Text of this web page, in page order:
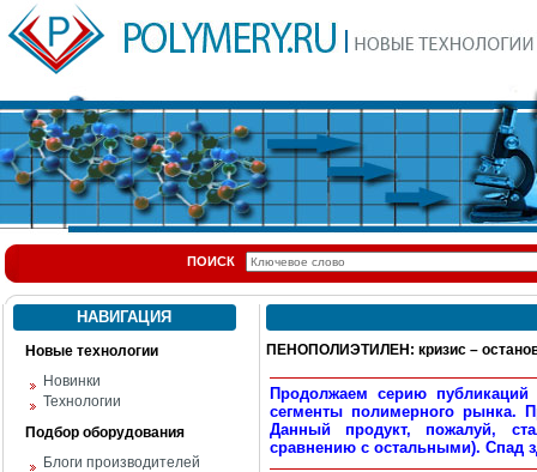
ПОИСК
НАВИГАЦИЯ
Новые технологии
Новинки
Технологии
Подбор оборудования
Блоги производителей
ПЕНОПОЛИЭТИЛЕН: кризис –
Продолжаем серию
сегменты полимерного рынка.
Данный продукт, пожалуй,
сравнению с остальными). Спад